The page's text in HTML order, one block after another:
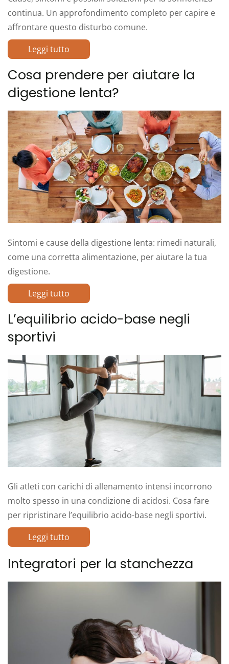
continua. Un approfondimento completo per capire e
affrontare questo disturbo comune.
Leggi tutto
Cosa prendere per aiutare la
digestione lenta?
Sintomi e cause della digestione lenta: rimedi naturali,
come una corretta alimentazione, per aiutare la tua
digestione.
Leggi tutto
L’equilibrio acido-base negli
sportivi
Gli atleti con carichi di allenamento intensi incorrono
molto spesso in una condizione di acidosi. Cosa fare
per ripristinare l’equilibrio acido-base negli sportivi.
Leggi tutto
Integratori per la stanchezza